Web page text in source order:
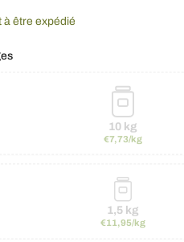
à être expédié
10 kg
€7,73/kg
1,5 kg
€11,95/kg